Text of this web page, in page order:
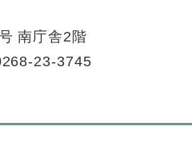
南庁舎2階
23-3745